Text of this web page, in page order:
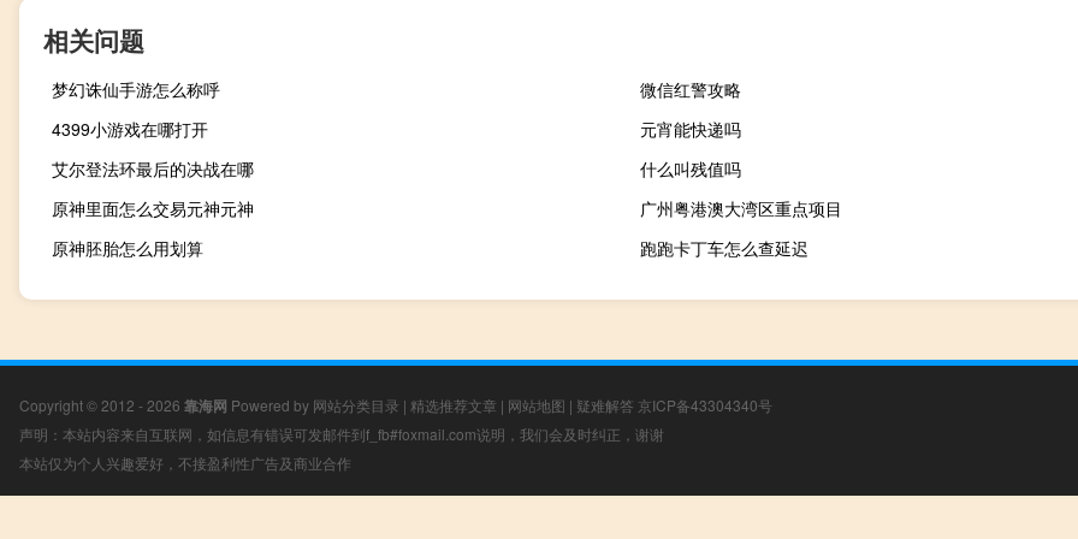
相关问题
梦幻诛仙手游怎么称呼
微信红警攻略
4399小游戏在哪打开
元宵能快递吗
艾尔登法环最后的决战在哪
什么叫残值吗
原神里面怎么交易元神元神
广州粤港澳大湾区重点项目
原神胚胎怎么用划算
跑跑卡丁车怎么查延迟
Copyright © 2012 - 2026 靠海网 Powered by 网站分类目录 | 精选推荐文章 | 网站地图 | 疑难解答 京ICP备43304340号
声明：本站内容来自互联网，如信息有错误可发邮件到f_fb#foxmail.com说明，我们会及时纠正，谢谢
本站仅为个人兴趣爱好，不接盈利性广告及商业合作